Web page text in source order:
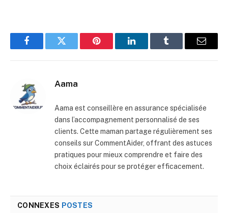
FacebookTwitter Pinterest LinkedInTumblr
E-
Aama
Aama est conseillère en assurance spécialisée
dans l’accompagnement personnalisé de ses
clients. Cette maman partage régulièrement ses
conseils sur CommentAider, offrant des astuces
pratiques pour mieux comprendre et faire des
choix éclairés pour se protéger efficacement.
CONNEXES POSTES